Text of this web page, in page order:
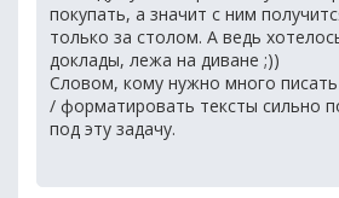
покупать, а значит с ним
только за столом. А ведь
доклады, лежа на диване ;))
Словом, кому нужно много
/ форматировать тексты сильно
под эту задачу.